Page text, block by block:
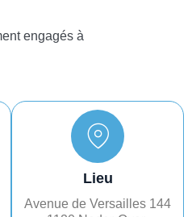
engagés à
Lieu
Avenue de Versailles 144